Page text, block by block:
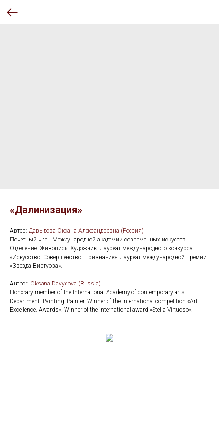
«Далинизация»
Автор: Давыдова Оксана Александровна (Россия)
Почетный член Международной академии современных искусств.
Отделение: Живопись. Художник. Лауреат международного конкурса
«Искусство. Совершенство. Признание». Лауреат международной премии
«Звезда Виртуоза».
Аuthor: Oksana Davydova (Russia)
Honorary member of the International Academy of contemporary arts.
Department: Painting. Painter. Winner of the international competition «Art.
Excellence. Awards». Winner of the international award «Stella Virtuoso».